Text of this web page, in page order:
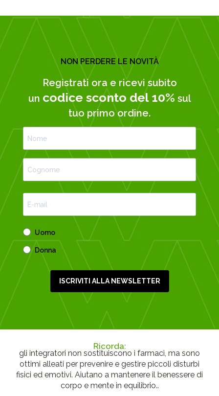
NON PERDERE LE NOVITÀ
Registrati ora e ricevi subito
un codice sconto del 10% sul
tuo primo ordine.
Uomo
Donna
ISCRIVITI ALLA NEWSLETTER
Ricorda:
gli integratori non sostituiscono i farmaci, ma sono
ottimi alleati per prevenire e gestire piccoli disturbi
fisici ed emotivi. Aiutano a mantenere il benessere di
corpo e mente in equilibrio..